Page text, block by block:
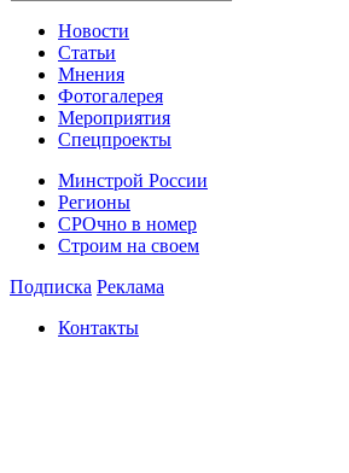
Новости
Статьи
Мнения
Фотогалерея
Мероприятия
Спецпроекты
Минстрой России
Регионы
СРОчно в номер
Строим на своем
Подписка Реклама
Контакты